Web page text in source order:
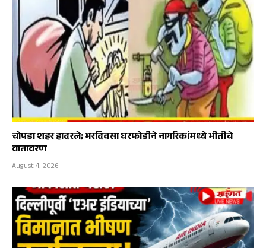
चोपडा शहर हादरले; भरदिवसा घरफोडीने नागरिकांमध्ये भीतीचे
वातावरण
August 4, 2026